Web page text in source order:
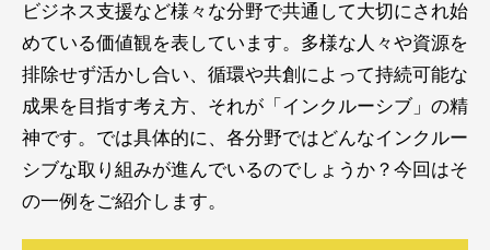
ビジネス支援など様々な分野で共通して大切にされ始
めている価値観を表しています。多様な人々や資源を
排除せず活かし合い、循環や共創によって持続可能な
成果を目指す考え方、それが「インクルーシブ」の精
神です。では具体的に、各分野ではどんなインクルー
シブな取り組みが進んでいるのでしょうか？今回はそ
の一例をご紹介します。